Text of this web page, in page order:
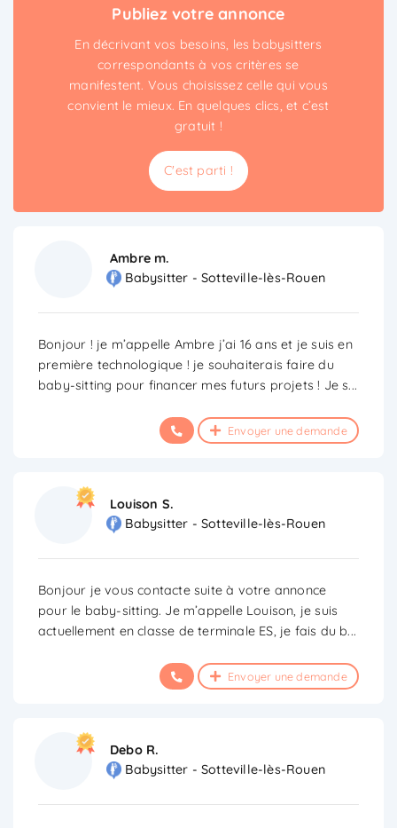
Publiez votre annonce
En décrivant vos besoins, les babysitters
correspondants à vos critères se
manifestent. Vous choisissez celle qui vous
convient le mieux. En quelques clics, et c’est
gratuit !
C'est parti !
Ambre m.
Babysitter - Sotteville-lès-Rouen
Bonjour ! je m’appelle Ambre j’ai 16 ans et je suis en
première technologique ! je souhaiterais faire du
baby-sitting pour financer mes futurs projets ! Je s...
Envoyer une demande
Louison S.
Babysitter - Sotteville-lès-Rouen
Bonjour je vous contacte suite à votre annonce
pour le baby-sitting. Je m’appelle Louison, je suis
actuellement en classe de terminale ES, je fais du b...
Envoyer une demande
Debo R.
Babysitter - Sotteville-lès-Rouen